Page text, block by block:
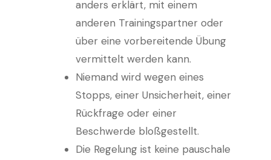
anders erklärt, mit einem
anderen Trainingspartner oder
über eine vorbereitende Übung
vermittelt werden kann.
Niemand wird wegen eines
Stopps, einer Unsicherheit, einer
Rückfrage oder einer
Beschwerde bloßgestellt.
Die Regelung ist keine pauschale